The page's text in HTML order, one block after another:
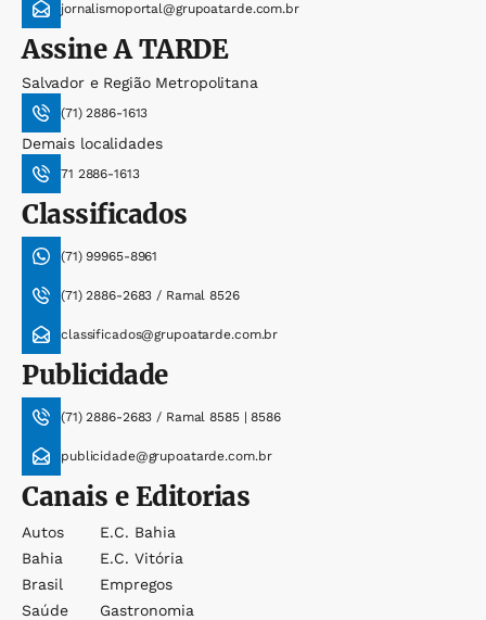
jornalismoportal@grupoatarde.com.br
AssineA TARDE
Salvador e Região Metropolitana
(71) 2886-1613
Demais localidades
71 2886-1613
Classificados
(71) 99965-8961
(71) 2886-2683 / Ramal 8526
classificados@grupoatarde.com.br
Publicidade
(71) 2886-2683 / Ramal 8585 | 8586
publicidade@grupoatarde.com.br
Canais e Editorias
Autos
Bahia
Brasil
Saúde
E.c. Bahia
E.c. Vitória
Empregos
Gastronomia